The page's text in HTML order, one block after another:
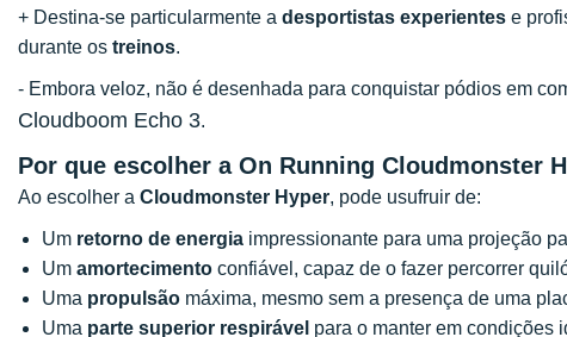
+ Destina-se particularmente a desportistas experientes e
durante os treinos.
- Embora veloz, não é desenhada para conquistar pódios em
Cloudboom Echo 3.
Por que escolher a On Running Cloudmonster
Ao escolher a Cloudmonster Hyper, pode usufruir de:
Um retorno de energia impressionante para uma projeção
Um amortecimento confiável, capaz de o fazer percorrer
Uma propulsão máxima, mesmo sem a presença de uma
Uma parte superior respirável para o manter em condições